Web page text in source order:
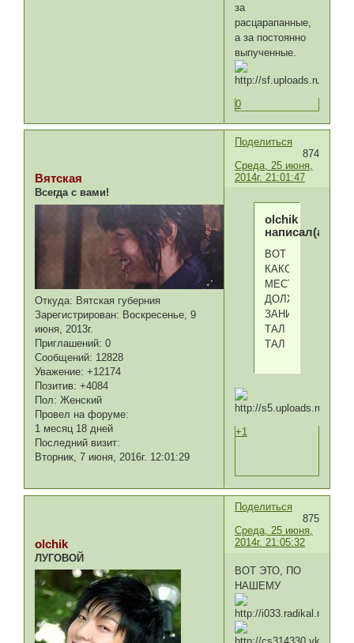
за
расцарапанные,
а за постоянно
выпученные.
0
Поделиться
874
Среда, 25 июня,
2014г. 21:01:47
Вятская
Всегда с вами!
Откуда: Вятская губерния
Зарегистрирован: Воскресенье, 9
июня, 2013г.
Приглашений: 0
Сообщений: 12828
Уважение: +12174
Позитив: +4084
Пол: Женский
Провел на форуме:
1 месяц 18 дней
Последний визит:
Вторник, 7 июня, 2016г. 12:01:29
olchik
написал(а):
ВОТ
КАКОЕ
МЕСТО
ДОЛЖЕН
ЗАНИМАТЬ
ТАЛ
ТАЛ
+1
Поделиться
875
Среда, 25 июня,
2014г. 21:05:32
olchik
ЛУГОВОЙ
ВОТ ЭТО, ПО
НАШЕМУ